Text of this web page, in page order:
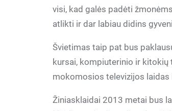
visi, kad galės padėti
atlikti ir dar labiau didins
Švietimas taip pat bus
kursai, kompiuterinio ir
mokomosios televizijos laidas
Žiniasklaidai 2013 metai bus